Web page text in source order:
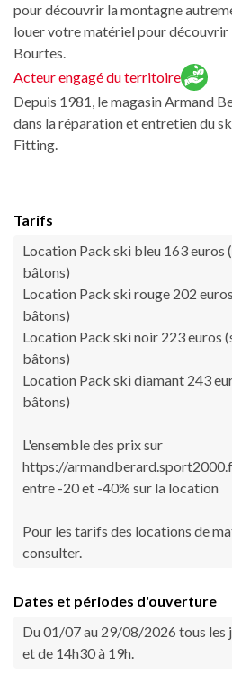
pour découvrir la montagne
louer votre matériel pour découvrir
Bourtes.
Acteur engagé du territoire
Depuis 1981, le magasin Armand
dans la réparation et entretien du
Fitting.
Tarifs
Location Pack ski bleu 163 euros
bâtons)
Location Pack ski rouge 202
bâtons)
Location Pack ski noir 223 euros
bâtons)
Location Pack ski diamant 243
bâtons)
L'ensemble des prix sur
https://
entre -20 et -40% sur la location
Pour les tarifs des locations de
consulter.
Dates et périodes d'ouverture
Du 01/07 au 29/08/2026 tous les
et de 14h30 à 19h.